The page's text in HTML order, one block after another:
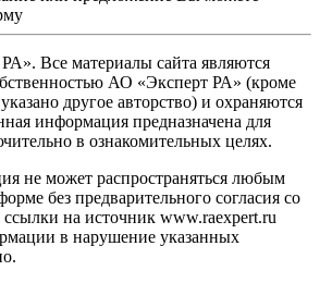
Все материалы сайта являются
АО «Эксперт РА» (кроме
другое авторство) и охраняются
информация предназначена для
в ознакомительных целях.
не может распространяться любым
без предварительного согласия со
на источник www.raexpert.ru
в нарушение указанных